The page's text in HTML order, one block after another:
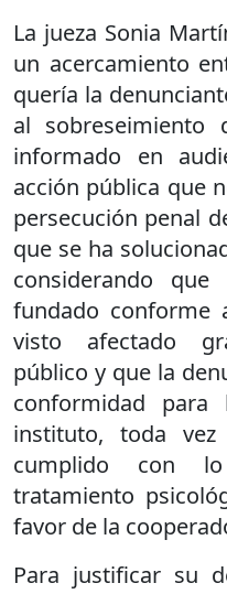
La jueza Sonia
un acercamiento
quería la
al sobreseimiento
informado en
acción pública que
persecución penal
que se ha
considerando
fundado conforme
visto afectado
público y que la
conformidad
instituto, toda
cumplido con
tratamiento
favor de la
Para justificar su